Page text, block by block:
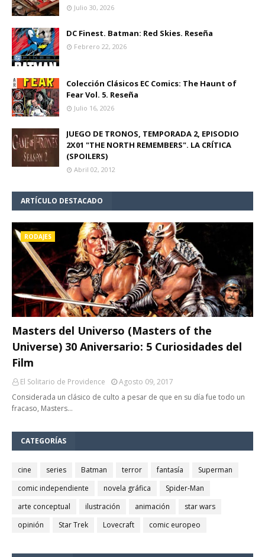
Julio 30, 2026
DC Finest. Batman: Red Skies. Reseña
Febrero 22, 2026
Colección Clásicos EC Comics: The Haunt of
Fear Vol. 5. Reseña
Julio 16, 2026
JUEGO DE TRONOS, TEMPORADA 2, EPISODIO
2X01 "THE NORTH REMEMBERS". LA CRÍTICA
(SPOILERS)
Abril 02, 2012
ARTÍCULO DESTACADO
RODAJES
Masters del Universo (Masters of the
Universe) 30 Aniversario: 5 Curiosidades del
Film
El Solitario de Providence
Agosto 09, 2017
Considerada un clásico de culto a pesar de que en su día fue todo un
fracaso, Masters…
CATEGORÍAS
cine series Batman terror fantasía
Superman
comic independiente
novela gráfica
Spider-Man
arte conceptual
ilustración animación
star wars
opinión
Star Trek Lovecraft comic europeo